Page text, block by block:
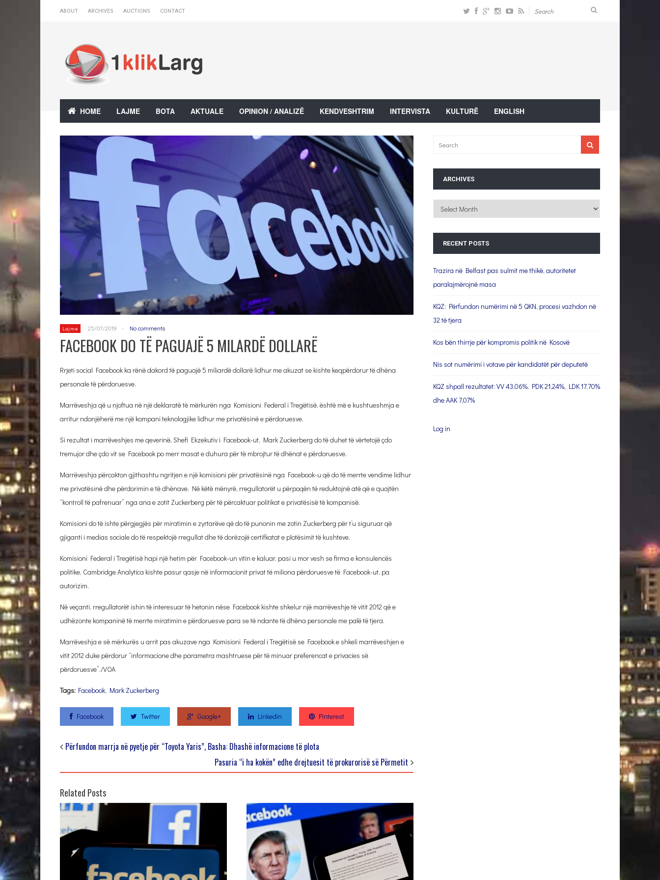
ABOUT ARCHIVES AUCTIONS CONTACT
HOME LAJME BOTA AKTUALE OPINION / ANALIZË KENDVESHTRIM INTERVISTA KULTURË ENGLISH
Lajme 25/07/2019 - No comments
FACEBOOK DO TË PAGUAJË 5 MILARDË DOLLARË
Rrjeti social Facebook ka rënë dakord të paguajë 5 miliardë dollarë lidhur me akuzat se kishte keqpërdorur të dhëna
personale të përdoruesve.
Marrëveshja që u njoftua në një deklaratë të mërkurën nga Komisioni Federal i Tregëtisë, është më e kushtueshmja e
arritur ndonjëherë me një kompani teknologjike lidhur me privatësinë e përdoruesve.
Si rezultat i marrëveshjes me qeverinë, Shefi Ekzekutiv i Facebook-ut, Mark Zuckerberg do të duhet të vërtetojë çdo
tremujor dhe çdo vit se Facebook po merr masat e duhura për të mbrojtur të dhënat e përdoruesve.
Marrëveshja përcakton gjithashtu ngritjen e një komisioni për privatësinë nga Facebook-u që do të merrte vendime lidhur
me privatësinë dhe përdorimin e të dhënave. Në këtë mënyrë, rregullatorët u përpoqën të reduktojnë atë që e quajtën
“kontroll të pafrenuar” nga ana e zotit Zuckerberg për të përcaktuar politikat e privatësisë të kompanisë.
Komisioni do të ishte përgjegjës për miratimin e zyrtarëve që do të punonin me zotin Zuckerberg për t’u siguruar që
gjiganti i medias sociale do të respektojë rregullat dhe të dorëzojë certifkatat e plotësimit të kushteve.
Komisioni Federal i Tregëtisë hapi një hetim për Facebook-un vitin e kaluar, pasi u mor vesh se firma e konsulencës
politike, Cambridge Analytica kishte pasur qasje në informacionit privat të miliona përdoruesve të Facebook-ut, pa
autorizim.
Në veçanti, rregullatorët ishin të interesuar të hetonin nëse Facebook kishte shkelur një marrëveshje të vitit 2012 që e
udhëzonte kompaninë të merrte miratimin e përdoruesve para se të ndante të dhëna personale me palë të tjera.
Marrëveshja e së mërkurës u arrit pas akuzave nga Komisioni Federal i Tregëtisë se Facebook e shkeli marrëveshjen e
vitit 2012 duke përdorur “informacione dhe parametra mashtruese për të minuar preferencat e privacies së
përdoruesve”./VOA
Tags: Facebook, Mark Zuckerberg
Facebook Twitter Google+ Linkedin Pinterest
Përfundon marrja në pyetje për “Toyota Yaris”, Basha: Dhashë informacione të plota
Pasuria “i ha kokën” edhe drejtuesit të prokurorisë së Përmetit
Related Posts
ARCHIVES
Archives
RECENT POSTS
Trazira në Belfast pas sulmit me thikë, autoritetet
paralajmërojnë masa
KQZ: Përfundon numërimi në 5 QKN, procesi vazhdon në
32 të tjera
Kos bën thirrje për kompromis politik në Kosovë
Nis sot numërimi i votave për kandidatët për deputetë
KQZ shpall rezultatet: VV 43,06%, PDK 21,24%, LDK 17,70%
dhe AAK 7,07%
Log in